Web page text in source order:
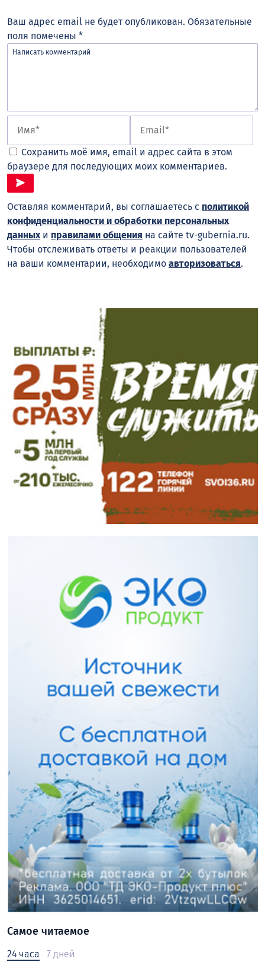
Ваш адрес email не будет опубликован. Обязательные
поля помечены *
Сохранить моё имя, email и адрес сайта в этом
браузере для последующих моих комментариев.
Оставляя комментарий, вы соглашаетесь с политикой
конфиденциальности и обработки персональных
данныхи правилами общения на сайте tv-gubernia.ru.
Чтобы отслеживать ответы и реакции пользователей
на ваши комментарии, необходимо авторизоваться.
Самое читаемое
24 часа 7 дней